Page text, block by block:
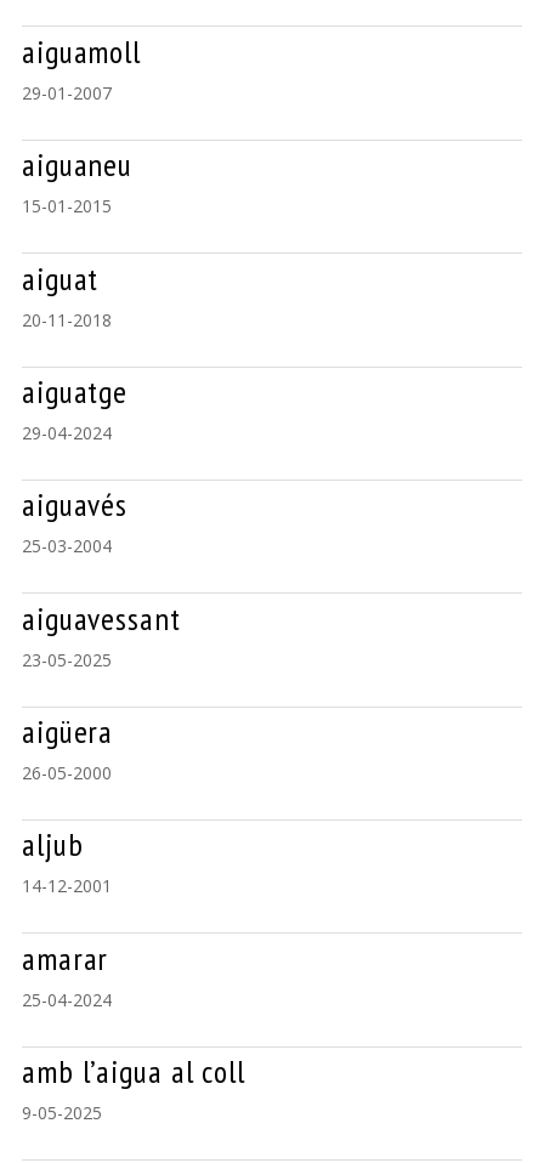
aiguamoll
29-01-2007
aiguaneu
15-01-2015
aiguat
20-11-2018
aiguatge
29-04-2024
aiguavés
25-03-2004
aiguavessant
23-05-2025
aigüera
26-05-2000
aljub
14-12-2001
amarar
25-04-2024
amb l’aigua al coll
9-05-2025